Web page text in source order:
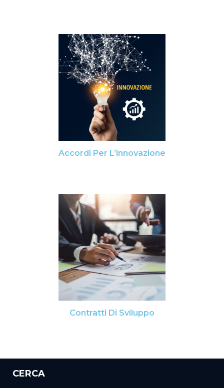
Accordi Per L’innovazione
Contratti Di Sviluppo
CERCA